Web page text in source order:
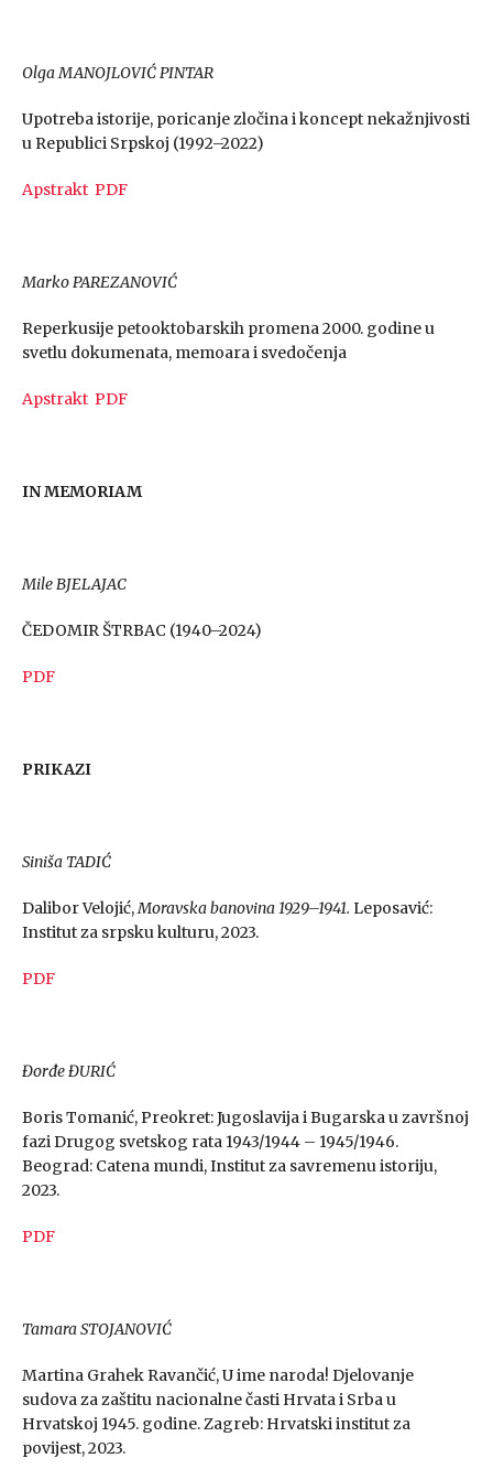
Olga MANOJLOVIĆ PINTAR
Upotreba istorije, poricanje zločina i koncept nekažnjivosti
u Republici Srpskoj (1992–2022)
Apstrakt PDF
Marko PAREZANOVIĆ
Reperkusije petooktobarskih promena 2000. godine u
svetlu dokumenata, memoara i svedočenja
Apstrakt PDF
IN MEMORIAM
Mile BJELAJAC
ČEDOMIR ŠTRBAC (1940–2024)
PDF
PRIKAZI
Siniša TADIĆ
Dalibor Velojić,Moravska banovina 1929–1941. Leposavić:
Institut za srpsku kulturu, 2023.
PDF
Đorđe ĐURIĆ
Boris Tomanić, Preokret: Jugoslavija i Bugarska u završnoj
fazi Drugog svetskog rata 1943/1944 – 1945/1946.
Beograd: Catena mundi, Institut za savremenu istoriju,
2023.
PDF
Tamara STOJANOVIĆ
Martina Grahek Ravančić, U ime naroda! Djelovanje
sudova za zaštitu nacionalne časti Hrvata i Srba u
Hrvatskoj 1945. godine. Zagreb: Hrvatski institut za
povijest, 2023.